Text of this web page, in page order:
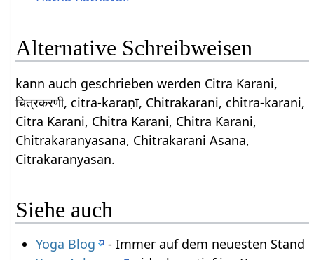
Alternative Schreibweisen
kann auch geschrieben werden Citra Karani,
चित्रकरणी, citra-karaṇī, Chitrakarani, chitra-karani,
Citra Karani, Chitra Karani, Chitra Karani,
Chitrakaranyasana, Chitrakarani Asana,
Citrakaranyasan.
Siehe auch
Yoga Blog
- Immer auf dem neuesten Stand